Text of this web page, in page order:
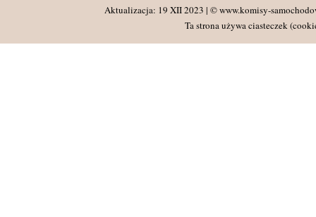
Aktualizacja: 19 XII 2023 | © www.komisy-
Ta strona używa ciasteczek